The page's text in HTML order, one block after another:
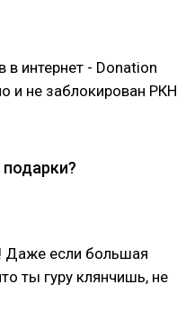
интернет - Donation
и не заблокирован
Даже если большая
ты гуру клянчишь, не